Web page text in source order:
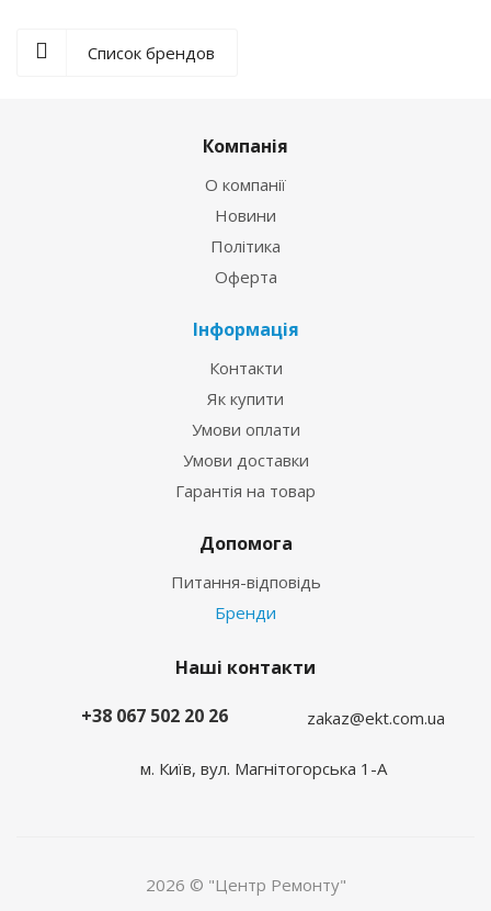
Список брендов
Компанія
О компанії
Новини
Політика
Оферта
Інформація
Контакти
Як купити
Умови оплати
Умови доставки
Гарантія на товар
Допомога
Питання-відповідь
Бренди
Наші контакти
+38 067 502 20 26
zakaz@ekt.com.ua
м. Київ, вул. Магнітогорська 1-А
2026 © "Центр Ремонту"